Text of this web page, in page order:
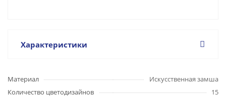
Характеристики
Материал
Искусственная замша
Количество цветодизайнов
15